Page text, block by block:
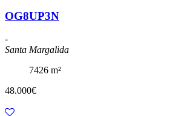
OG8UP3N
-
Santa Margalida
7426 m²
48.000€